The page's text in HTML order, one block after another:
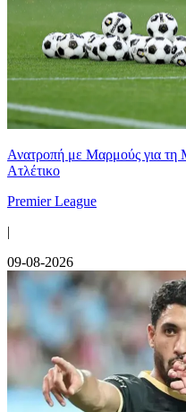
Ανατροπή με Μαρμούς για τη
Ατλέτικο
Premier League
|
09-08-2026